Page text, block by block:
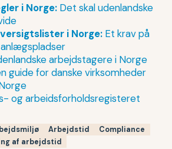
i Norge: Det skal udenlandske
i Norge: Et krav på
arbejdstagere i Norge
guide for danske virksomheder
og arbeidsforholdsregisteret
Arbejdstid
Compliance
af arbejdstid